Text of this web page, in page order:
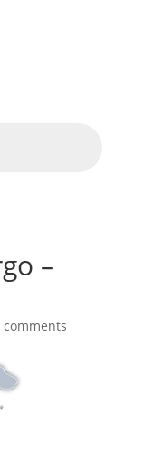
–
comments